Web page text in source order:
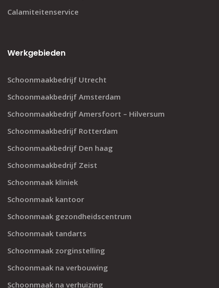
Calamiteitenservice
Werkgebieden
Schoonmaakbedrijf Utrecht
Schoonmaakbedrijf Amsterdam
Schoonmaakbedrijf Amersfoort – Hilversum
Schoonmaakbedrijf Rotterdam
Schoonmaakbedrijf Den haag
Schoonmaakbedrijf Zeist
Schoonmaak kliniek
Schoonmaak kantoor
Schoonmaak gezondheidscentrum
Schoonmaak tandarts
Schoonmaak zorginstelling
Schoonmaak na verbouwing
Schoonmaak na verhuizing